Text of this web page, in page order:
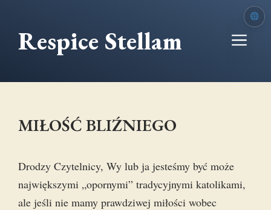
treściRespice Stellam
MIŁOŚĆ BLIŹNIEGO
Drodzy Czytelnicy, Wy lub ja jesteśmy być może
największymi „opornymi” tradycyjnymi katolikami,
ale jeśli nie mamy prawdziwej miłości wobec